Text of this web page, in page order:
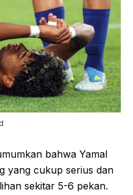
bahwa Yamal
yang cukup serius dan
sekitar 5-6 pekan.